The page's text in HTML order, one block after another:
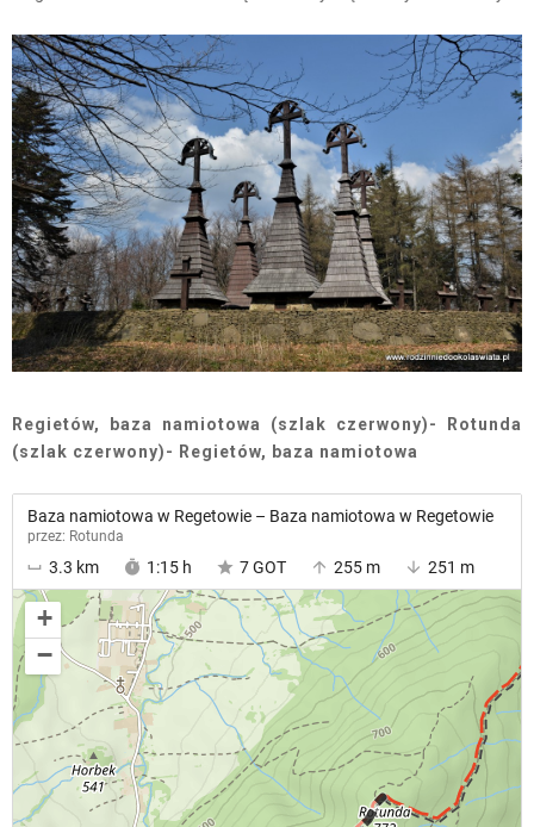
Regietów, baza namiotowa (szlak czerwony)- Rotunda
(szlak czerwony)- Regietów, baza namiotowa